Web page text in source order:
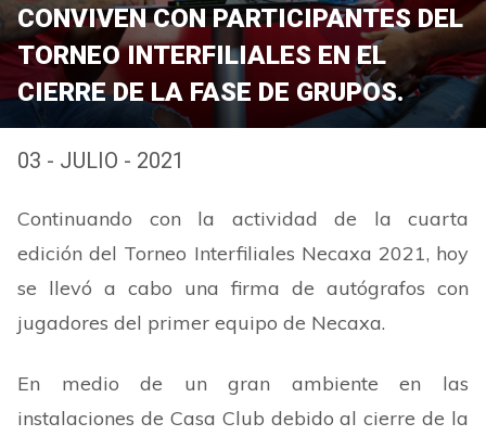
CONVIVEN CON PARTICIPANTES DEL
TORNEO INTERFILIALES EN EL
CIERRE DE LA FASE DE GRUPOS.
03 - JULIO - 2021
Continuando con la actividad de la cuarta
edición del Torneo Interfiliales Necaxa 2021, hoy
se llevó a cabo una firma de autógrafos con
jugadores del primer equipo de Necaxa.
En medio de un gran ambiente en las
instalaciones de Casa Club debido al cierre de la